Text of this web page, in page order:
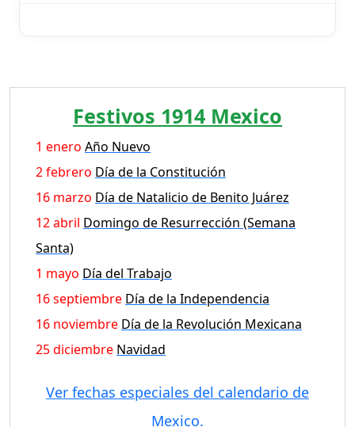
Festivos 1914 Mexico
1 enero Año Nuevo
2 febrero Día de la Constitución
16 marzo Día de Natalicio de Benito Juárez
12 abril Domingo de Resurrección (Semana
Santa)
1 mayo Día del Trabajo
16 septiembre Día de la Independencia
16 noviembre Día de la Revolución Mexicana
25 diciembre Navidad
Ver fechas especiales del calendario de
Mexico.